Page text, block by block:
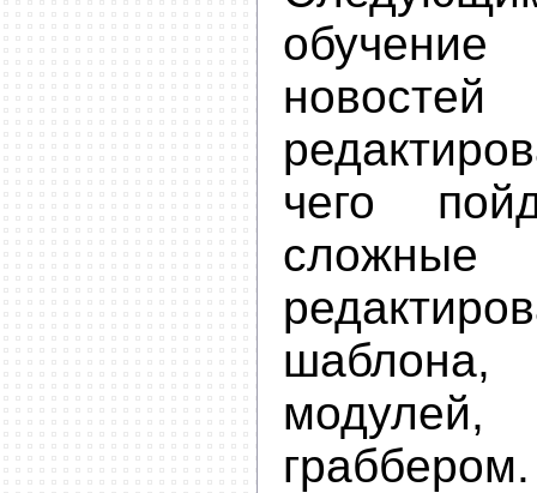
чего
граббером.